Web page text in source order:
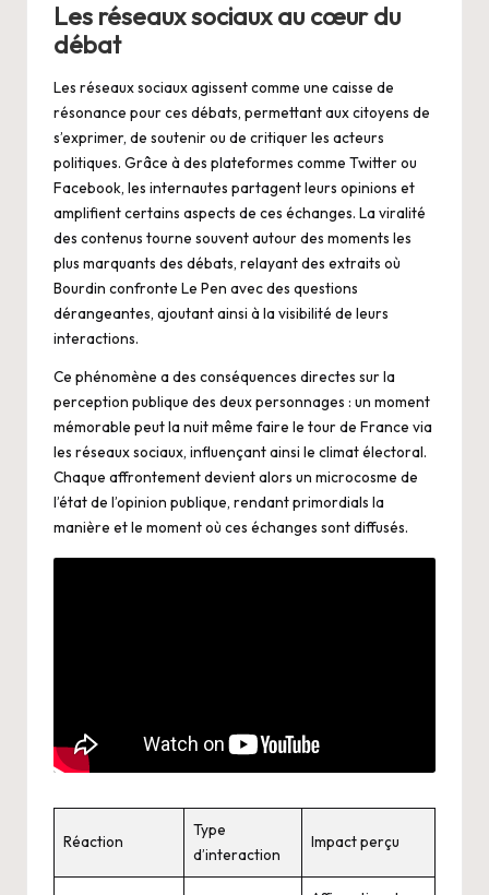
Les réseaux sociaux au cœur du
débat
Les réseaux sociaux agissent comme une caisse de
résonance pour ces débats, permettant aux citoyens de
s’exprimer, de soutenir ou de critiquer les acteurs
politiques. Grâce à des plateformes comme Twitter ou
Facebook, les internautes partagent leurs opinions et
amplifient certains aspects de ces échanges. La viralité
des contenus tourne souvent autour des moments les
plus marquants des débats, relayant des extraits où
Bourdin confronte Le Pen avec des questions
dérangeantes, ajoutant ainsi à la visibilité de leurs
interactions.
Ce phénomène a des conséquences directes sur la
perception publique des deux personnages : un moment
mémorable peut la nuit même faire le tour de France via
les réseaux sociaux, influençant ainsi le climat électoral.
Chaque affrontement devient alors un microcosme de
l’état de l’opinion publique, rendant primordials la
manière et le moment où ces échanges sont diffusés.
Réaction
Type
d’interaction
Impact perçu